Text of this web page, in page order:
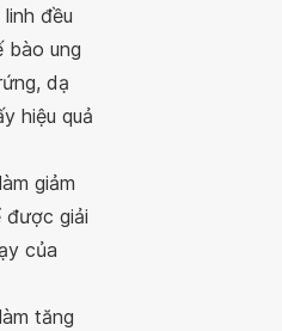
đều
bào ung
dạ
hiệu quả
giảm
được giải
của
tăng